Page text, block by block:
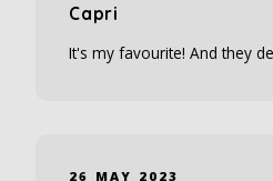
Capri
It's my favourite! And they
26 MAY 2023